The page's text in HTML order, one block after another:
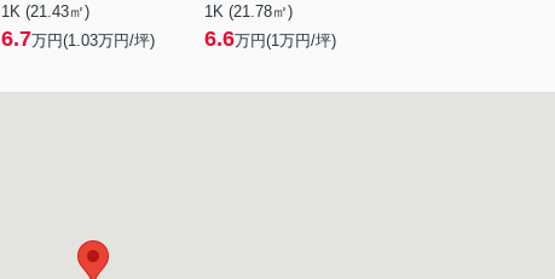
1K (21.43㎡)
6.7万円(1.03万円/坪)
1K (21.78㎡)
6.6万円(1万円/坪)